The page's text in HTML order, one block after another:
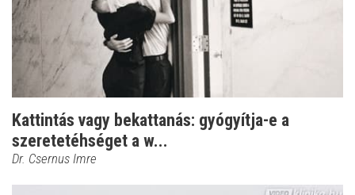
Kattintás vagy bekattanás: gyógyítja-e a
szeretetéhséget a w...
Dr. Csernus Imre